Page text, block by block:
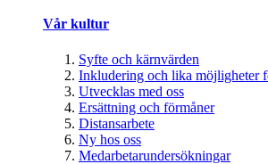
Vår kultur
Syfte och kärnvärden
Inkludering och lika möjligheter
Utvecklas med oss
Ersättning och förmåner
Distansarbete
Ny hos oss
Medarbetarundersökningar